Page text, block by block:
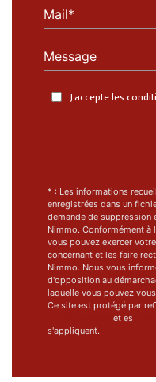
Mail*
Message
J'accepte les
* : Les informations
enregistrées dans un
demande de suppression
Nimmo. Conformément à
vous pouvez exercer
concernant et les faire
Nimmo. Nous vous
d'opposition au
laquelle vous pouvez
Ce site est protégé par
et es
s'appliquent.